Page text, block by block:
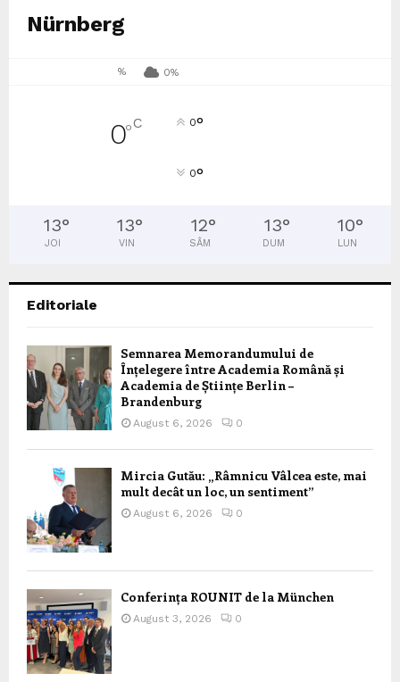
Nürnberg
% 0%
0°C 0°
0°
13°
JOI
13°
VIN
12°
SÂM
13°
DUM
10°
LUN
Editoriale
Semnarea Memorandumului de
Înțelegere între Academia Română și
Academia de Științe Berlin –
Brandenburg
August 6, 2026 0
Mircia Gutău: „Râmnicu Vâlcea este, mai
mult decât un loc, un sentiment”
August 6, 2026 0
Conferința ROUNIT de la München
August 3, 2026 0